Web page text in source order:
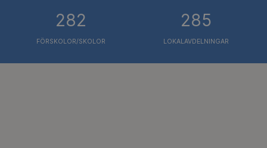
282
FÖRSKOLOR/SKOLOR
285
LOKALAVDELNINGAR